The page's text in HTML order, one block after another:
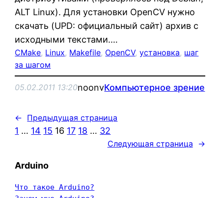
ALT Linux). Для установки OpenCV нужно
скачать (UPD: официальный сайт) архив с
исходными текстами.…
CMake, Linux, Makefile, OpenCV, установка, шаг
за шагом
05.02.2011 13:20noonvКомпьютерное зрение
← Предыдущая страница
1 … 14 15 16 17 18 … 32
Следующая страница →
Arduino
Что такое Arduino?